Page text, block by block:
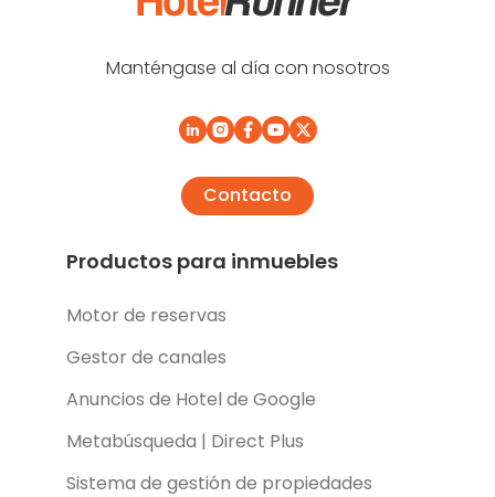
Manténgase al día con nosotros
Contacto
Productos para inmuebles
Motor de reservas
Gestor de canales
Anuncios de Hotel de Google
Metabúsqueda | Direct Plus
Sistema de gestión de propiedades